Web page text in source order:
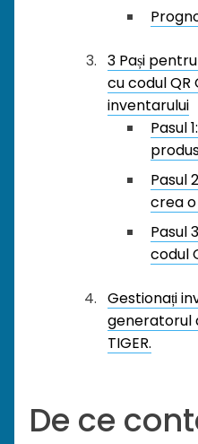
3 Pași
cu codul QR
inventarului
Pasul
Pasul
crea
Pasul
codul
Gestionați
generatorul
TIGER.
De ce